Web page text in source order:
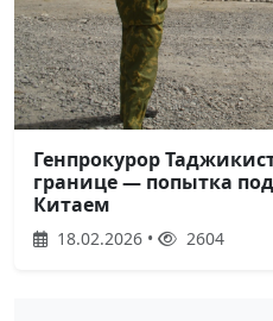
Генпрокурор
границе — попытка
Китаем
18.02.2026 • 2604